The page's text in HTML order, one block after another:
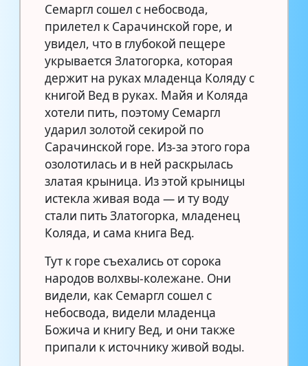
Семаргл сошел с небосвода,
прилетел к Сарачинской горе, и
увидел, что в глубокой пещере
укрывается Златогорка, которая
держит на руках младенца Коляду с
книгой Вед в руках. Майя и Коляда
хотели пить, поэтому Семаргл
ударил золотой секирой по
Сарачинской горе. Из-за этого гора
озолотилась и в ней раскрылась
златая крыница. Из этой крыницы
истекла живая вода — и ту воду
стали пить Златогорка, младенец
Коляда, и сама книга Вед.
Тут к горе съехались от сорока
народов волхвы-колежане. Они
видели, как Семаргл сошел с
небосвода, видели младенца
Божича и книгу Вед, и они также
припали к источнику живой воды.